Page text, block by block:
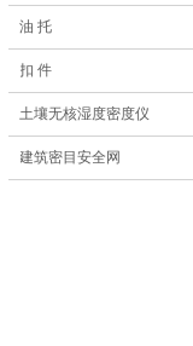
油 托
扣 件
土壤无核湿度密度仪
建筑密目安全网